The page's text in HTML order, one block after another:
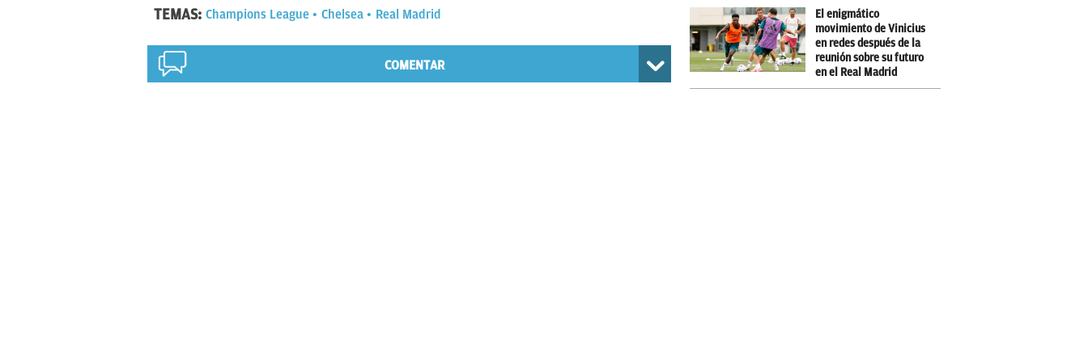
TEMAS: Champions League Chelsea Real Madrid
COMENTAR
El enigmático
movimiento de Vinicius
en redes después de la
reunión sobre su futuro
en el Real Madrid